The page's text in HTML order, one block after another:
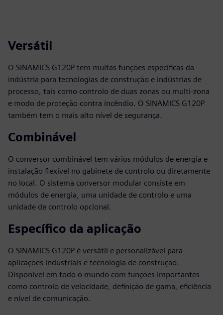
Versátil
O SINAMICS G120P tem muitas funções específicas da
indústria para tecnologias de construção e indústrias de
processo, tais como controlo de duas zonas ou multi-zona
e modo de proteção contra incêndio. O SINAMICS G120P
também tem o mais alto nível de segurança.
Combinável
O conversor combinável tem vários módulos de energia e
instalação flexível no gabinete de controlo ou diretamente
no local. O sistema conversor modular consiste em
módulos de energia, uma unidade de controlo e uma
unidade de controlo opcional.
Específico da aplicação
O SINAMICS G120P é versátil e personalizável para
aplicações industriais e tecnologia de construção.
Disponível em todo o mundo com funções importantes
como controlo de velocidade, definição de gama, eficiência
e nível de comunicação.